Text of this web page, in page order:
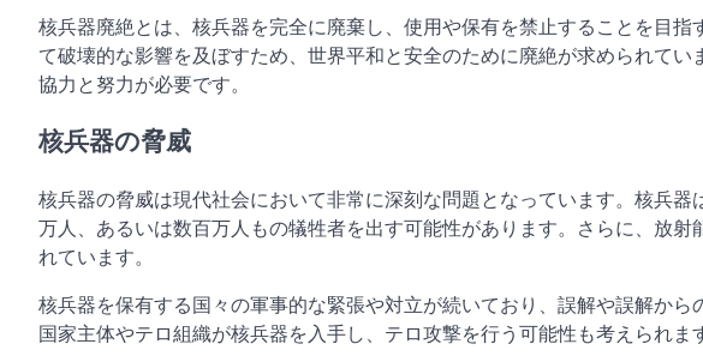
核兵器廃絶とは、核兵器を完全に廃棄し、使用や保有を禁止することを目
て破壊的な影響を及ぼすため、世界平和と安全のために廃絶が求められて
協力と努力が必要です。
核兵器の脅威
核兵器の脅威は現代社会において非常に深刻な問題となっています。核兵
万人、あるいは数百万人もの犠牲者を出す可能性があります。さらに、放
れています。
核兵器を保有する国々の軍事的な緊張や対立が続いており、誤解や誤解か
国家主体やテロ組織が核兵器を入手し、テロ攻撃を行う可能性も考えられま